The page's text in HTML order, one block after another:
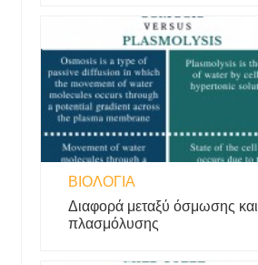
ΒΙΟΛΟΓΊΑ
Διαφορά μεταξύ όσμωσης και
πλασμόλυσης